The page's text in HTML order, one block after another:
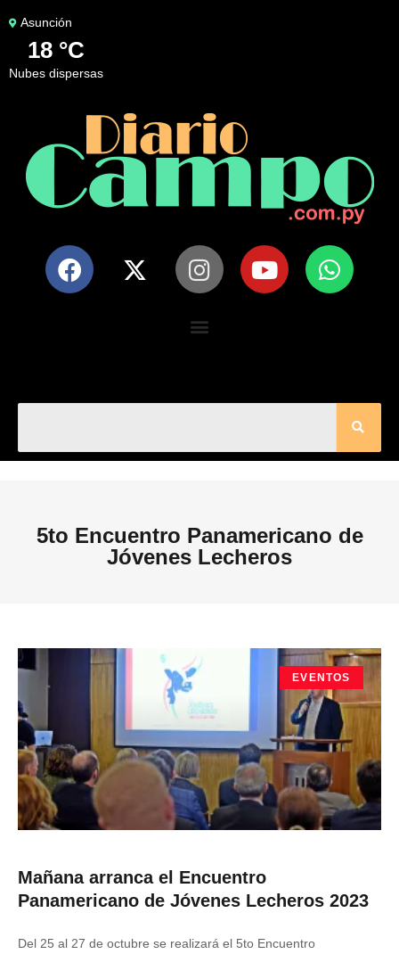
Asunción
18 °C
nubes dispersas
5to Encuentro Panamericano de
Jóvenes Lecheros
EVENTOS
Mañana arranca el Encuentro
Panamericano de Jóvenes Lecheros 2023
Del 25 al 27 de octubre se realizará el 5to Encuentro